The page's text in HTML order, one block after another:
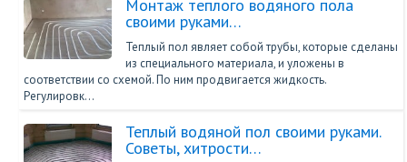
Монтаж теплого водяного пола
своими руками…
Теплый пол являет собой трубы, которые сделаны
из специального материала, и уложены в
соответствии со схемой. По ним продвигается жидкость.
Регулировк…
Теплый водяной пол своими руками.
Советы, хитрости…